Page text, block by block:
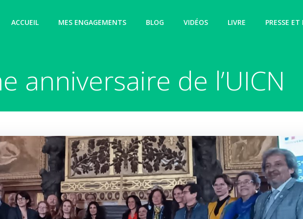
ACCUEIL MES ENGAGEMENTS BLOG VIDÉOS LIVRE PRESSE
anniversaire de l’UICN